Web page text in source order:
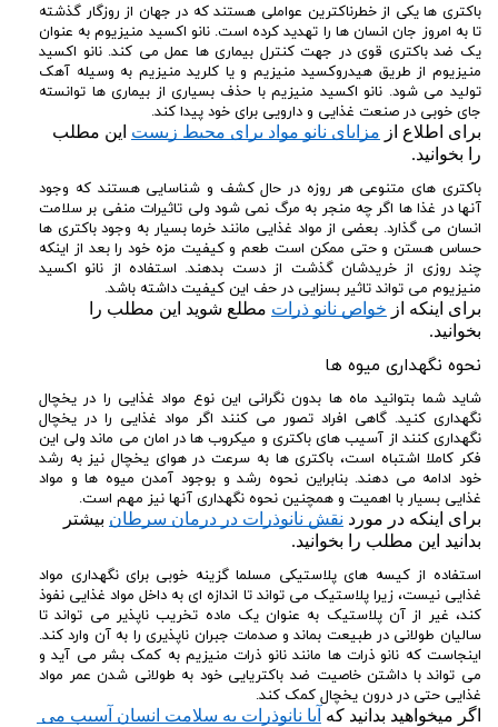
باکتری ها یکی از خطرناکترین عواملی هستند که در جهان از روزگار گذشته
تا به امروز جان انسان ها را تهدید کرده است. نانو اکسید منیزیوم به عنوان
یک ضد باکتری قوی در جهت کنترل بیماری ها عمل می کند. نانو اکسید
منیزیوم از طریق هیدروکسید منیزیم و یا کلرید منیزیم به وسیله آهک
تولید می شود. نانو اکسید منیزیم با حذف بسیاری از بیماری ها توانسته
جای خوبی در صنعت غذایی و دارویی برای خود پیدا کند.
برای اطلاع از مزایای نانو مواد برای محیط زیست
را بخوانید.
باکتری های متنوعی هر روزه در حال کشف و شناسایی هستند که وجود
آنها در غذا ها اگر چه منجر به مرگ نمی شود ولی تاثیرات منفی بر سلامت
انسان می گذارد. بعضی از مواد غذایی مانند خرما بسیار به وجود باکتری ها
حساس هستن و حتی ممکن است طعم و کیفیت مزه خود را بعد از اینکه
چند روزی از خریدشان گذشت از دست بدهند. استفاده از نانو اکسید
منیزیوم می تواند تاثیر بسزایی در حف این کیفیت داشته باشد.
برای اینکه از خواص نانو ذرات
بخوانید.
نحوه نگهداری میوه ها
شاید شما بتوانید ماه ها بدون نگرانی این نوع مواد غذایی را در یخچال
نگهداری کنید. گاهی افراد تصور می کنند اگر مواد غذایی را در یخچال
نگهداری کنند از آسیب های باکتری و میکروب ها در امان می ماند ولی این
فکر کاملا اشتباه است، باکتری ها به سرعت در هوای یخچال نیز به رشد
خود ادامه می دهند. بنابراین نحوه رشد و بوجود آمدن میوه ها و مواد
غذایی بسیار با اهمیت و همچنین نحوه نگهداری آنها نیز مهم است.
برای اینکه در مورد نقش نانوذرات در درمان سرطان
بدانید این مطلب را بخوانید.
استفاده از کیسه های پلاستیکی مسلما گزینه خوبی برای نگهداری مواد
غذایی نیست، زیرا پلاستیک می تواند تا اندازه ای به داخل مواد غذایی نفوذ
کند، غیر از آن پلاستیک به عنوان یک ماده تخریب ناپذیر می تواند تا
سالیان طولانی در طبیعت بماند و صدمات جبران ناپذیری را به آن وارد کند.
اینجاست که نانو ذرات ها مانند نانو ذرات منیزیم به کمک بشر می آید و
می تواند با داشتن خاصیت ضد باکتریایی خود به طولانی شدن عمر مواد
غذایی حتی در درون یخچال کمک کند.
اگر میخواهید بدانید که